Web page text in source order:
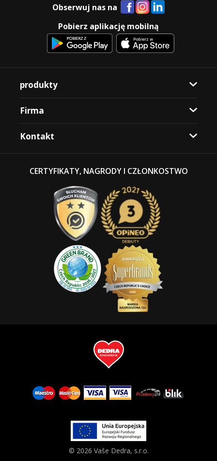
Obserwuj nas na
Pobierz aplikację mobilną
produkty
Firma
Kontakt
CERTYFIKATY, NAGRODY I CZŁONKOSTWO
© 2026 Vaše Dedra, s.r.o.